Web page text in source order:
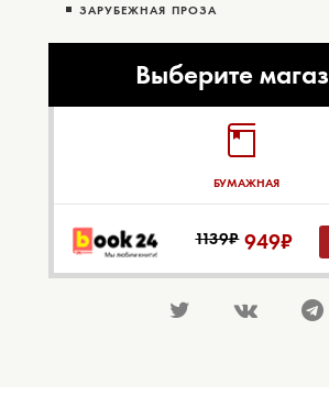
ЗАРУБЕЖНАЯ ПРОЗА
Выберите
БУМАЖНАЯ
1139₽ 949₽